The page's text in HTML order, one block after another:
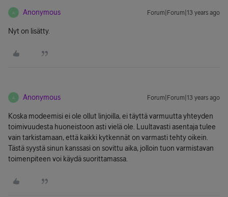
A Anonymous Forum|Forum|13 years ago
Nyt on lisätty.
A Anonymous Forum|Forum|13 years ago
Koska modeemisi ei ole ollut linjoilla, ei täyttä varmuutta yhteyden
toimivuudesta huoneistoon asti vielä ole. Luultavasti asentaja tulee
vain tarkistamaan, että kaikki kytkennät on varmasti tehty oikein.
Tästä syystä sinun kanssasi on sovittu aika, jolloin tuon varmistavan
toimenpiteen voi käydä suorittamassa.